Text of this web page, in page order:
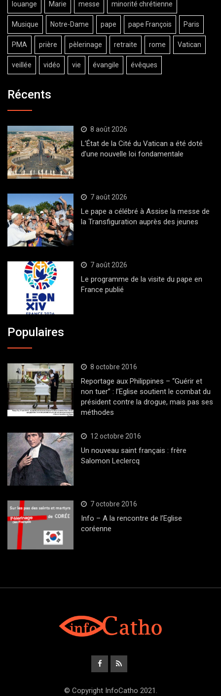
louange Marie messe minorité chrétienne
Musique Notre-Dame pape pape François Paris
PMA prière pèlerinage retraite rome Vatican
veillée vidéo vie évangile évêques
Récents
8 août 2026
L’État de la Cité du Vatican a été doté
d’une nouvelle loi fondamentale
7 août 2026
Le pape a célébré à Assise la messe de
la Transfiguration auprès des jeunes
7 août 2026
Le programme de la visite du pape en
France publié
Populaires
8 octobre 2016
Reportage aux Philippines – “Guérir et
non tuer” : l’Eglise soutient le combat du
président contre la drogue, mais pas ses
méthodes
12 octobre 2016
Un nouveau saint français : frère
Salomon Leclercq
7 octobre 2016
Info – A la rencontre de l’Eglise
coréenne
© Copyright InfoCatho 2021.